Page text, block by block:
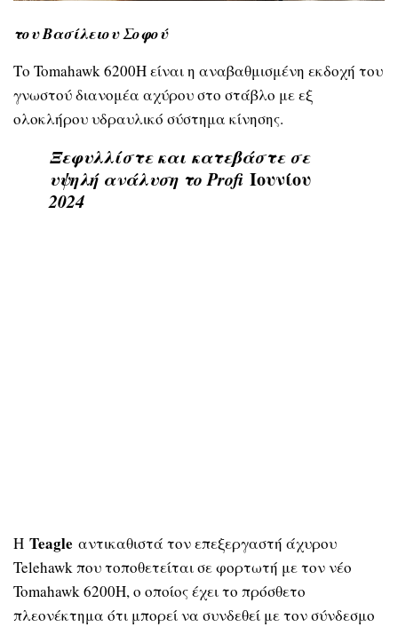
του Βασίλειου Σοφού
Το Tomahawk 6200H είναι η αναβαθμισμένη εκδοχή του
γνωστού διανομέα αχύρου στο στάβλο με εξ
ολοκλήρου υδραυλικό σύστημα κίνησης.
Ξεφυλλίστε και κατεβάστε σε
υψηλή ανάλυση το Profi Ιουνίου
2024
Η Teagle αντικαθιστά τον επεξεργαστή άχυρου
Telehawk που τοποθετείται σε φορτωτή με τον νέο
Tomahawk 6200H, ο οποίος έχει το πρόσθετο
πλεονέκτημα ότι μπορεί να συνδεθεί με τον σύνδεσμο